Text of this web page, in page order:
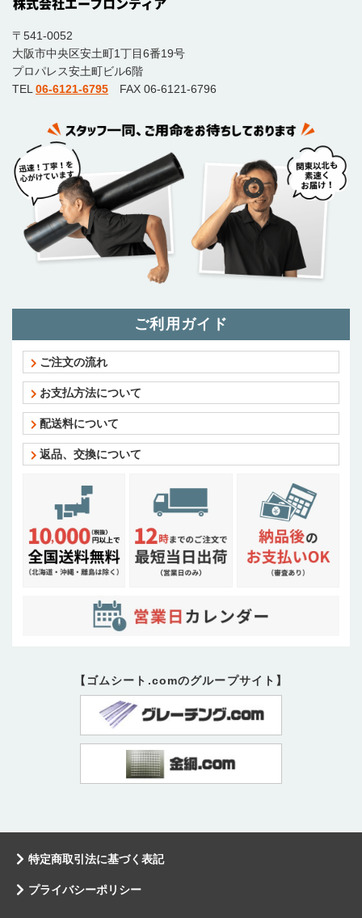
〒541-0052
大阪市中央区安土町1丁目6番19号
プロパレス安土町ビル6階
TEL 06-6121-6795 FAX 06-6121-6796
ご利用ガイド
ご注文の流れ
お支払方法について
配送料について
返品、交換について
【ゴムシート.comのグループサイト】
特定商取引法に基づく表記
プライバシーポリシー